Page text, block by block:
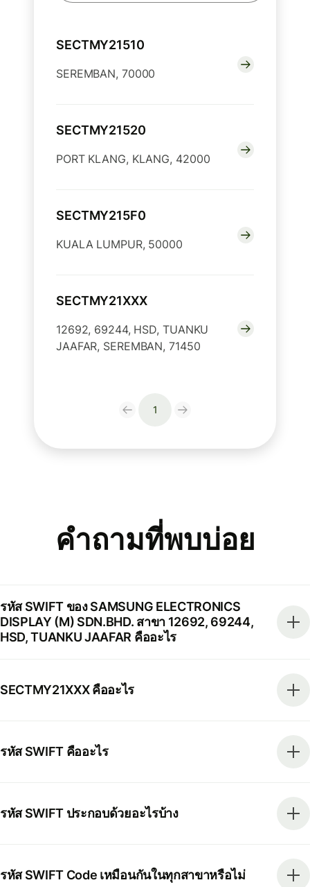
SECTMY21510
SEREMBAN, 70000
SECTMY21520
PORT KLANG, KLANG, 42000
SECTMY215F0
KUALA LUMPUR, 50000
SECTMY21XXX
12692, 69244, HSD, TUANKU
JAAFAR, SEREMBAN, 71450
1
คำถามที่พบบ่อย
รหัส SWIFT ของ SAMSUNG ELECTRONICS
DISPLAY (M) SDN.BHD. สาขา 12692, 69244,
HSD, TUANKU JAAFAR คืออะไร
SECTMY21XXX คืออะไร
รหัส SWIFT คืออะไร
รหัส SWIFT ประกอบด้วยอะไรบ้าง
รหัส SWIFT Code เหมือนกันในทุกสาขาหรือไม่